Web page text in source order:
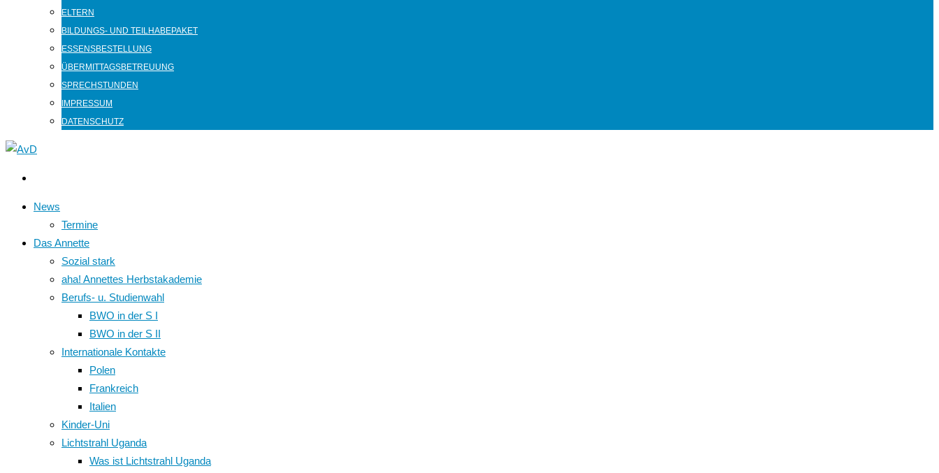
ELTERN
BILDUNGS- UND TEILHABEPAKET
ESSENSBESTELLUNG
ÜBERMITTAGSBETREUUNG
SPRECHSTUNDEN
IMPRESSUM
DATENSCHUTZ
News
Termine
Das Annette
Sozial stark
aha! Annettes Herbstakademie
Berufs- u. Studienwahl
BWO in der S I
BWO in der S II
Internationale Kontakte
Polen
Frankreich
Italien
Kinder-Uni
Lichtstrahl Uganda
Was ist Lichtstrahl Uganda